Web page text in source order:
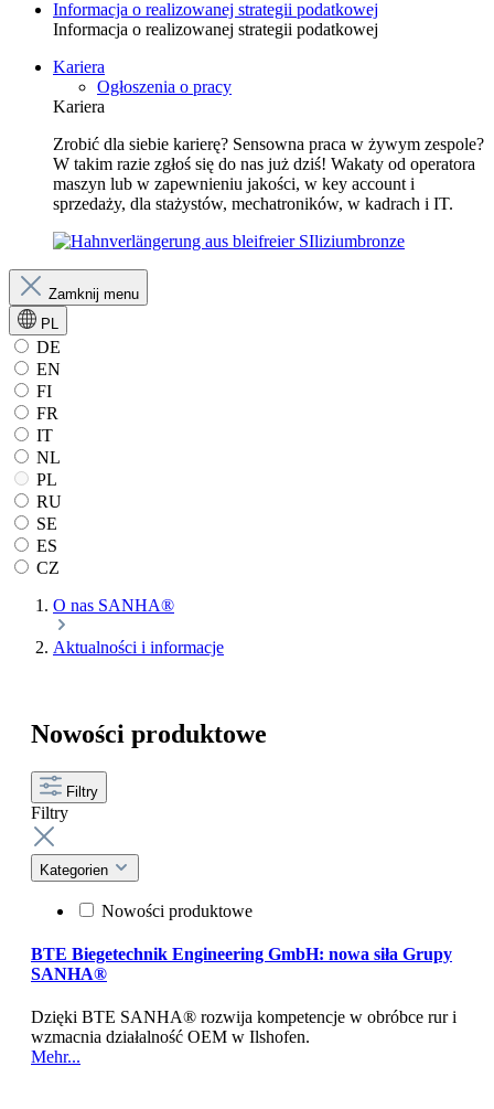
Informacja o realizowanej strategii podatkowej
Informacja o realizowanej strategii podatkowej
Kariera
Ogłoszenia o pracy
Kariera
Zrobić dla siebie karierę? Sensowna praca w żywym zespole?
W takim razie zgłoś się do nas już dziś! Wakaty od operatora
maszyn lub w zapewnieniu jakości, w key account i
sprzedaży, dla stażystów, mechatroników, w kadrach i IT.
Zamknij menu
PL
DE
EN
FI
FR
IT
NL
PL
RU
SE
ES
CZ
O nas SANHA®
Aktualności i informacje
Nowości produktowe
Filtry
Filtry
Kategorien
Nowości produktowe
BTE Biegetechnik Engineering GmbH: nowa siła Grupy
SANHA®
Dzięki BTE SANHA® rozwija kompetencje w obróbce rur i
wzmacnia działalność OEM w Ilshofen.
Mehr...